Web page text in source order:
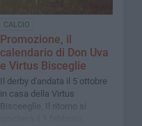
CALCIO
Promozione, il
calendario di Don Uva
e Virtus Bisceglie
Il derby d'andata il 5 ottobre
in casa della Virtus
Bisceeglie. Il ritorno si